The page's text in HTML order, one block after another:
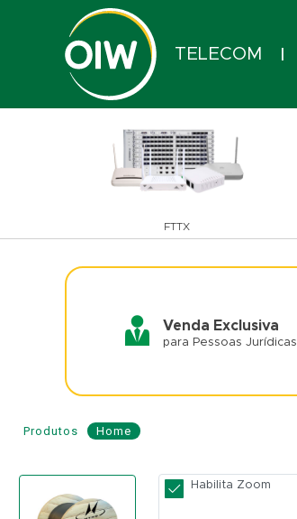
TELECOM
FTTX
Venda Exclusiva
para Pessoas Jurídicas
Home
Produtos
Cabo
de
Habilita Zoom